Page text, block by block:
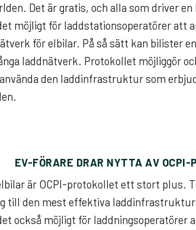
Det är gratis, och alla som driver
möjligt för laddstationsoperatörer att
för elbilar. På så sätt kan bilister
laddnätverk. Protokollet möjliggör
den laddinfrastruktur som
EV-FÖRARE DRAR NYTTA AV OCPI-
är OCPI-protokollet ett stort plus.
till den mest effektiva
också möjligt för